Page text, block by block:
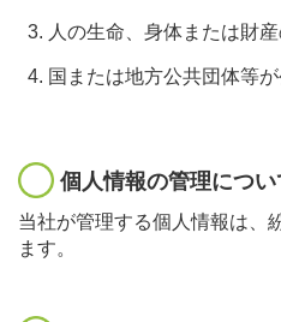
人の生命、身体または財
国または地方公共団体等
個人情報の管理につい
当社が管理する個人情報は、
ます。